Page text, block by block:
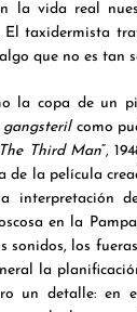
la vida real
El taxidermista
que no es tan
la copa de un
gangsterilcomo
The Third Man“,
de la película
interpretación
en la
sonidos, los
la
un detalle: en